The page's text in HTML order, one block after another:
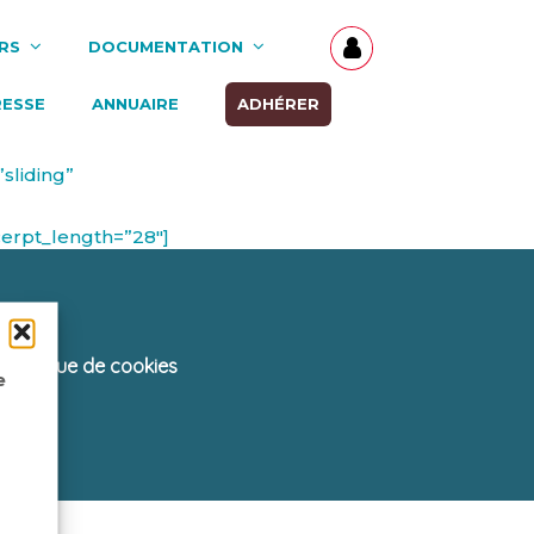
DOCUMENTATION
ANNUAIRE ADHÉRER
Politique de cookies